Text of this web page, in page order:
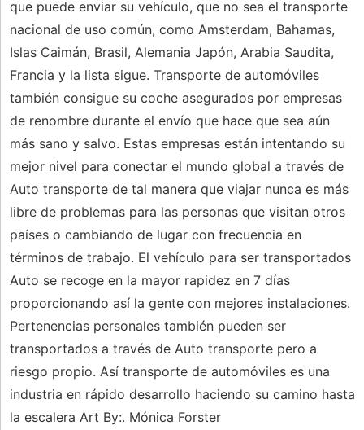
que puede enviar su vehículo, que no sea el transporte
nacional de uso común, como Amsterdam, Bahamas,
Islas Caimán, Brasil, Alemania Japón, Arabia Saudita,
Francia y la lista sigue. Transporte de automóviles
también consigue su coche asegurados por empresas
de renombre durante el envío que hace que sea aún
más sano y salvo. Estas empresas están intentando su
mejor nivel para conectar el mundo global a través de
Auto transporte de tal manera que viajar nunca es más
libre de problemas para las personas que visitan otros
países o cambiando de lugar con frecuencia en
términos de trabajo. El vehículo para ser transportados
Auto se recoge en la mayor rapidez en 7 días
proporcionando así la gente con mejores instalaciones.
Pertenencias personales también pueden ser
transportados a través de Auto transporte pero a
riesgo propio. Así transporte de automóviles es una
industria en rápido desarrollo haciendo su camino hasta
la escalera Art By:. Mónica Forster